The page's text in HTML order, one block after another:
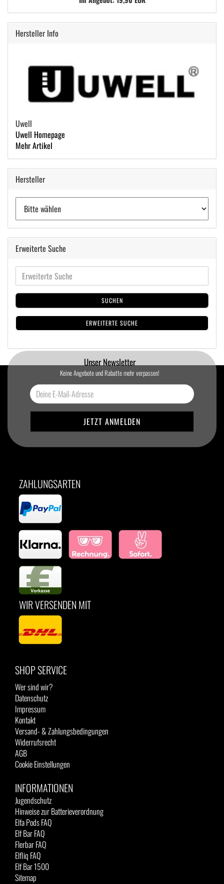
Hersteller Info
Uwell
Uwell Homepage
Mehr Artikel
Hersteller
Erweiterte Suche
SUCHEN
ERWEITERTE SUCHE
Unser Newsletter
Keine Angebote und Rabatte mehr verpassen!
ZAHLUNGSARTEN
WIR VERSENDEN MIT
SHOP SERVICE
Wer sind wir?
Datenschutz
Impressum
Kontakt
Versand- & Zahlungsbedingungen
Widerrufsrecht
AGB
Cookie Einstellungen
INFORMATIONEN
Jugendschutz
Hinweise zur Batterieverordnung
Elfa Pods FAQ
Elf Bar FAQ
Flerbar FAQ
Elfliq FAQ
Elf Bar 1500
Sitemap